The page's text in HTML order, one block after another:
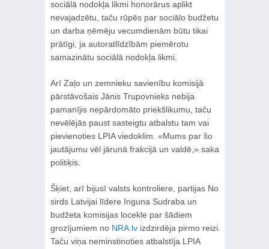
sociālā nodokļa likmi honorārus aplikt
nevajadzētu, taču rūpēs par sociālo budžetu
un darba ņēmēju vecumdienām būtu tikai
prātīgi, ja autoratlīdzībām piemērotu
samazinātu sociālā nodokļa likmi.
Arī Zaļo un zemnieku savienību komisijā
pārstāvošais Jānis Trupovnieks nebija
pamanījis nepārdomāto priekšlikumu, taču
nevēlējās paust sasteigtu atbalstu tam vai
pievienoties LPIA viedoklim. «Mums par šo
jautājumu vēl jārunā frakcijā un valdē,» saka
politiķis.
Šķiet, arī bijusī valsts kontroliere, partijas No
sirds Latvijai līdere Inguna Sudraba un
budžeta komisijas locekle par šādiem
grozījumiem no NRA.lvizdzirdēja pirmo reizi.
Taču viņa neminstinoties atbalstīja LPIA